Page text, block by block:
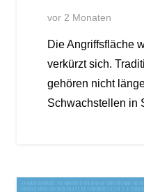
vor 2 Monaten
Die Angriffsfläche
verkürzt sich.
gehören nicht
Schwachstellen in